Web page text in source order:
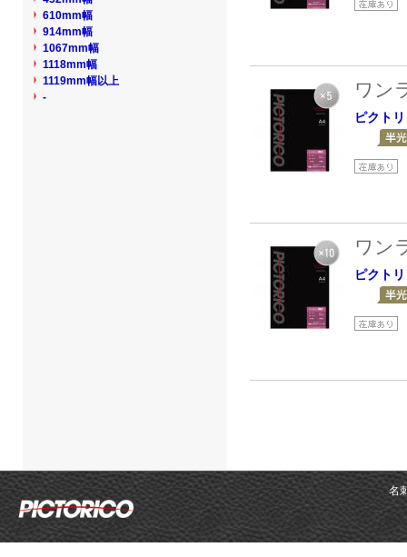
ワン
ピクト
ワン
ピクト
610mm幅
914mm幅
1067mm幅
1118mm幅
1119mm幅以上
-
名